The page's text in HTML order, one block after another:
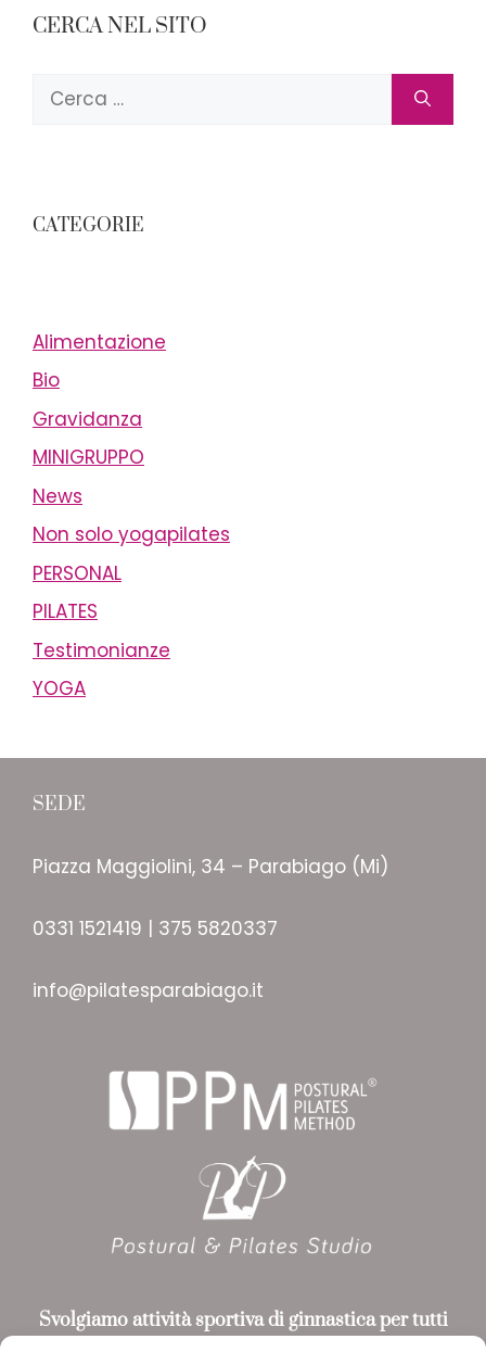
CERCA NEL SITO
Ricerca
CATEGORIE
Alimentazione
Bio
Gravidanza
MINIGRUPPO
News
Non solo yogapilates
PERSONAL
PILATES
Testimonianze
YOGA
SEDE
Piazza Maggiolini, 34 – Parabiago (Mi)
0331 1521419 | 375 5820337
info@pilatesparabiago.it
Svolgiamo attività sportiva di ginnastica per tutti